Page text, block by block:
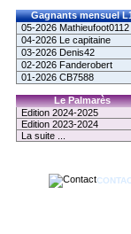
Gagnants mensuel
05-2026 Mathieufoot0112
04-2026 Le capitaine
03-2026 Denis42
02-2026 Fanderobert
01-2026 CB7588
Le Palmarès
Edition 2024-2025
Edition 2023-2024
La suite ...